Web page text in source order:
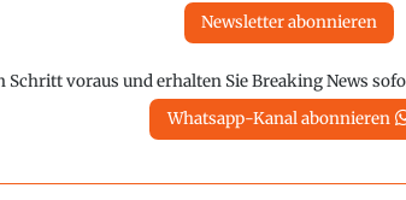
Newsletter abonnieren
Schritt voraus und erhalten Sie Breaking News
Whatsapp-Kanal abonnieren